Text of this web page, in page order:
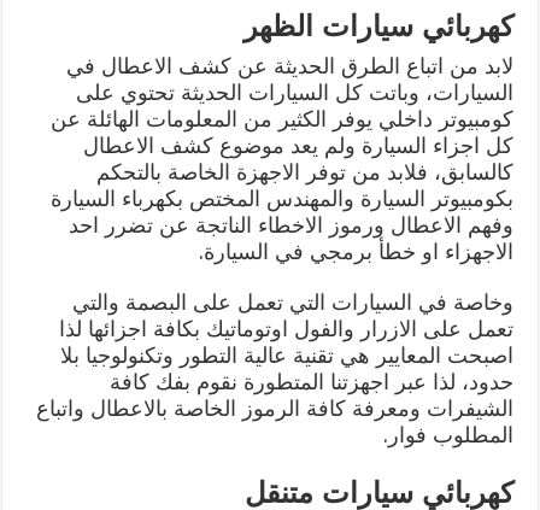
كهربائي سيارات الظهر
لابد من اتباع الطرق الحديثة عن كشف الاعطال في
السيارات، وباتت كل السيارات الحديثة تحتوي على
كومبيوتر داخلي يوفر الكثير من المعلومات الهائلة عن
كل اجزاء السيارة ولم يعد موضوع كشف الاعطال
كالسابق، فلابد من توفر الاجهزة الخاصة بالتحكم
بكومبيوتر السيارة والمهندس المختص بكهرباء السيارة
وفهم الاعطال ورموز الاخطاء الناتجة عن تضرر احد
الاجهزاء او خطأ برمجي في السيارة.
وخاصة في السيارات التي تعمل على البصمة والتي
تعمل على الازرار والفول اوتوماتيك بكافة اجزائها لذا
اصبحت المعايير هي تقنية عالية التطور وتكنولوجيا بلا
حدود، لذا عبر اجهزتنا المتطورة نقوم بفك كافة
الشيفرات ومعرفة كافة الرموز الخاصة بالاعطال واتباع
المطلوب فوار.
كهربائي سيارات متنقل